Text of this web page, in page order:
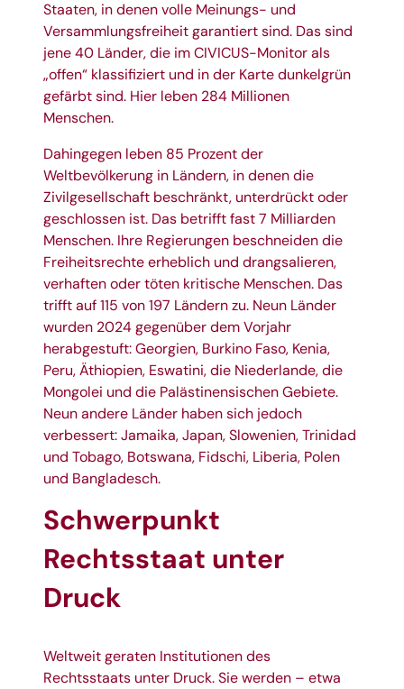
Staaten, in denen volle Meinungs- und
Versammlungsfreiheit garantiert sind. Das sind
jene 40 Länder, die im CIVICUS-Monitor als
„offen“ klassifiziert und in der Karte dunkelgrün
gefärbt sind. Hier leben 284 Millionen
Menschen.
Dahingegen leben 85 Prozent der
Weltbevölkerung in Ländern, in denen die
Zivilgesellschaft beschränkt, unterdrückt oder
geschlossen ist. Das betrifft fast 7 Milliarden
Menschen. Ihre Regierungen beschneiden die
Freiheitsrechte erheblich und drangsalieren,
verhaften oder töten kritische Menschen. Das
trifft auf 115 von 197 Ländern zu. Neun Länder
wurden 2024 gegenüber dem Vorjahr
herabgestuft: Georgien, Burkino Faso, Kenia,
Peru, Äthiopien, Eswatini, die Niederlande, die
Mongolei und die Palästinensischen Gebiete.
Neun andere Länder haben sich jedoch
verbessert: Jamaika, Japan, Slowenien, Trinidad
und Tobago, Botswana, Fidschi, Liberia, Polen
und Bangladesch.
Schwerpunkt
Rechtsstaat unter
Druck
Weltweit geraten Institutionen des
Rechtsstaats unter Druck. Sie werden – etwa